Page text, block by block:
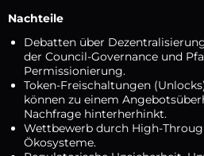
Nachteile
Debatten über
der Council-Governance und
Permissionierung.
Token-Freischaltungen
können zu einem
Nachfrage hinterherhinkt.
Wettbewerb durch High-
Ökosysteme.